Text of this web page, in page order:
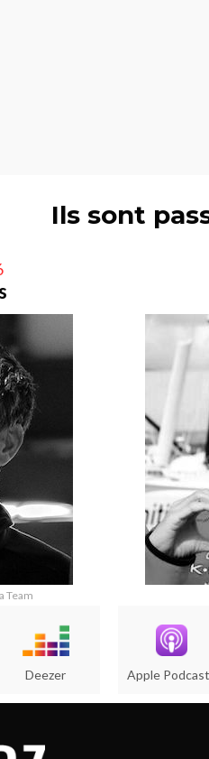
Ils sont
Team
Deezer Apple